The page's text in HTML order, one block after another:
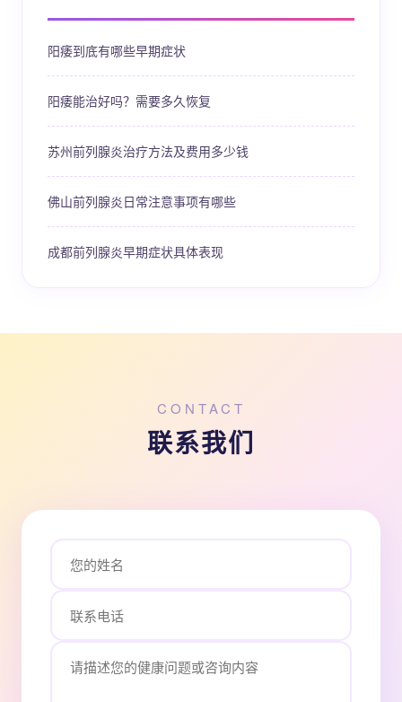
阳痿到底有哪些早期症状
阳痿能治好吗？需要多久恢复
苏州前列腺炎治疗方法及费用多少钱
佛山前列腺炎日常注意事项有哪些
成都前列腺炎早期症状具体表现
CONTACT
联系我们